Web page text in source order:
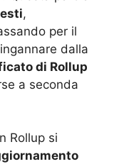
,
per il
dalla
di Rollup
a seconda
Rollup si